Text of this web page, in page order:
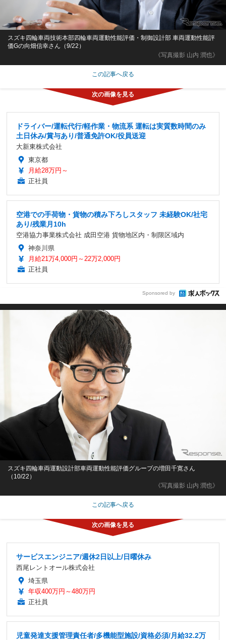
《写真撮影 山内 潤也》
スズキ四輪車両技術本部四輪車両運動性能評価・制御設計部 車両運動性能評
価Gの向畑信幸さん（9/22）
この記事へ戻る
ドライバー/運転代行/軽作業・物流系 運転は実質数時間のみ
土日休み/賞与あり/普通免許OK/役員送迎
大新東株式会社
東京都
月給28万円～
正社員
空港での手荷物・貨物の積み下ろしスタッフ 未経験OK/社宅
あり/残業月10h
空港協力事業株式会社 成田空港 貨物地区内・制限区域内
神奈川県
月給21万4,000円～22万2,000円
正社員
Sponsored by
《写真撮影 山内 潤也》
スズキ四輪車両運動設計部車両運動性能評価グループの増田千寛さん
（10/22）
この記事へ戻る
サービスエンジニア/週休2日以上/日曜休み
西尾レントオール株式会社
埼玉県
年収400万円～480万円
正社員
児童発達支援管理責任者/多機能型施設/資格必須/月給32.2万